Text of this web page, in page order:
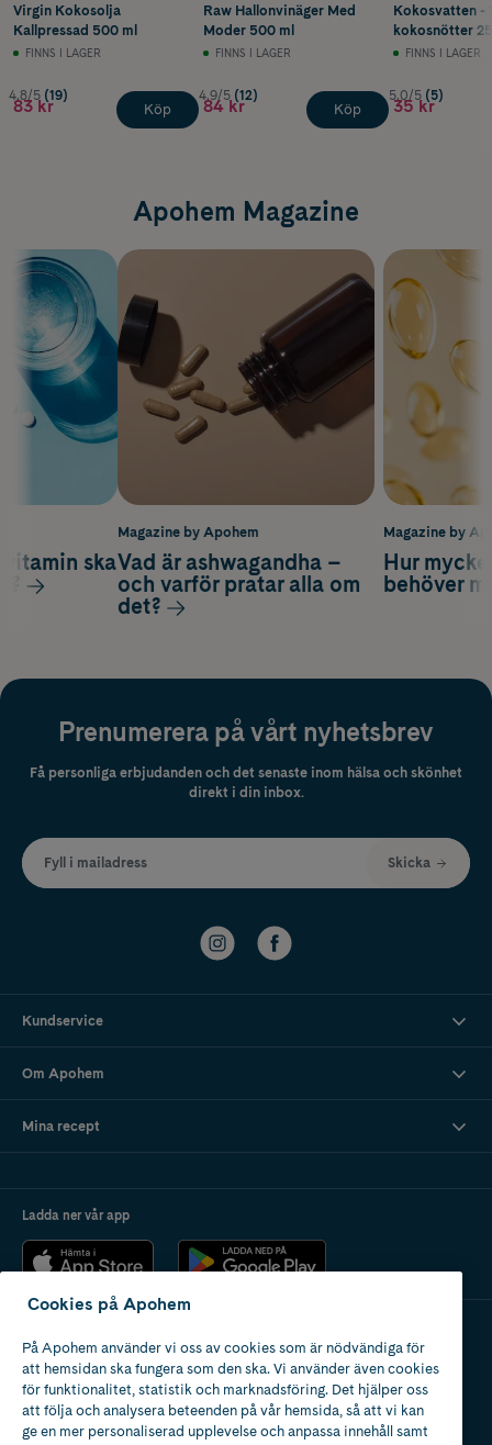
Virgin Kokosolja
Kallpressad 500 ml
FINNS I LAGER
4.8/5 (19)
83 kr Köp
Raw Hallonvinäger Med
Moder 500 ml
FINNS I LAGER
4.9/5 (12)
84 kr Köp
Kokosvatten -
kokosnötter
FINNS I LAGER
5.0/5 (5)
35 kr
Apohem Magazine
Magazine by
Hur
behöver
ska
Magazine by Apohem
Vad är ashwagandha –
och varför pratar alla om
det?
Prenumerera på vårt nyhetsbrev
Få personliga erbjudanden och det senaste inom hälsa och skönhet
direkt i din inbox.
Fyll i mailadress Skicka
Kundservice
Om Apohem
Mina recept
Ladda ner vår app
Apotek med tillstånd
av Läkemedelsverket
Cookies på Apohem
På Apohem använder vi oss av cookies som är nödvändiga för
att hemsidan ska fungera som den ska. Vi använder även cookies
för funktionalitet, statistik och marknadsföring. Det hjälper oss
att följa och analysera beteenden på vår hemsida, så att vi kan
ge en mer personaliserad upplevelse och anpassa innehåll samt